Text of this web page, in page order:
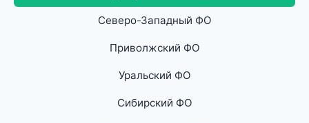
Северо-Западный ФО
Приволжский ФО
Уральский ФО
Сибирский ФО